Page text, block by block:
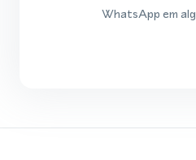
WhatsApp em